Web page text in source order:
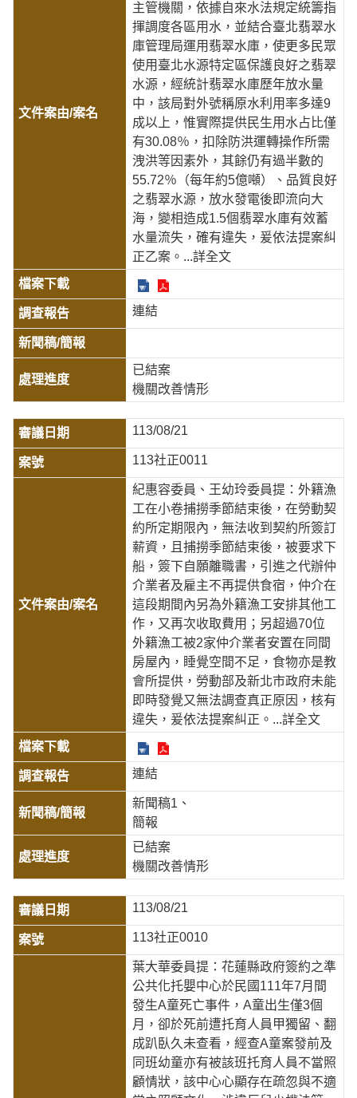
主管機關，依據自來水法規定統籌指
揮調度各區用水，並結合臺北翡翠水
庫管理局運用翡翠水庫，使更多民眾
使用臺北水源特定區保護良好之翡翠
水源，經統計翡翠水庫歷年放水量
中，該局對外號稱原水利用率多達9
成以上，惟實際提供民生用水占比僅
有30.08％，扣除防洪運轉操作所需
洩洪等因素外，其餘仍有過半數的
55.72％（每年約5億噸）、品質良好
之翡翠水源，放水發電後即流向大
海，變相造成1.5個翡翠水庫有效蓄
水量流失，確有違失，爰依法提案糾
正乙案。 ...詳全文
連結
已結案
機關改善情形
113/08/21
113社正0011
紀惠容委員、王幼玲委員提：外籍漁
工在小卷捕撈季節結束後，在勞動契
約所定期限內，無法收到契約所簽訂
薪資，且捕撈季節結束後，被要求下
船，簽下自願離職書，引進之代辦仲
介業者及雇主不再提供食宿，仲介在
這段期間內另為外籍漁工安排其他工
作，又再次收取費用；另超過70位
外籍漁工被2家仲介業者安置在同間
房屋內，睡覺空間不足，食物亦是教
會所提供，勞動部及新北市政府未能
即時發覺又無法調查真正原因，核有
違失，爰依法提案糾正。 ...詳全文
連結
新聞稿1
簡報
已結案
機關改善情形
113/08/21
113社正0010
葉大華委員提：花蓮縣政府簽約之準
公共化托嬰中心於民國111年7月間
發生A童死亡事件，A童出生僅3個
月，卻於死前遭托育人員甲獨留、翻
成趴臥久未查看，經查A童案發前及
同班幼童亦有被該班托育人員不當照
顧情狀，該中心心顯存在疏忽與不適